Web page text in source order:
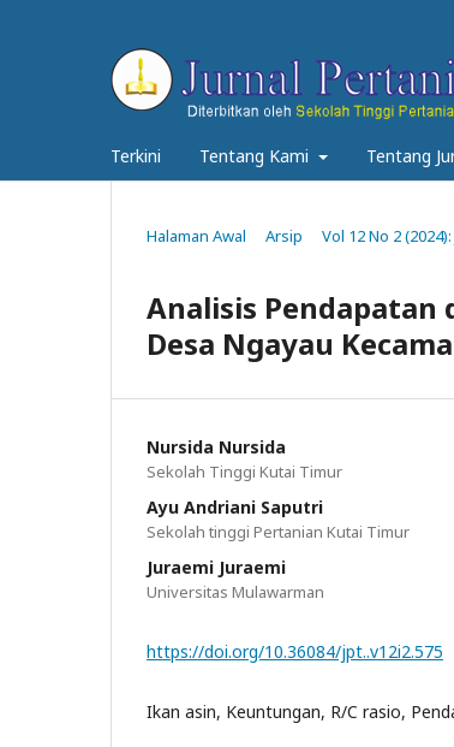
Terkini Tentang Kami Tentang
Halaman Awal Arsip Vol 12 No 2
Analisis Pendapatan
Desa Ngayau
Nursida Nursida
Sekolah Tinggi Kutai Timur
Ayu Andriani Saputri
Sekolah tinggi Pertanian Kutai Timur
Juraemi Juraemi
Universitas Mulawarman
https://doi.org/10.36084/jpt..v12i2.575
Ikan asin, Keuntungan, R/C rasio,